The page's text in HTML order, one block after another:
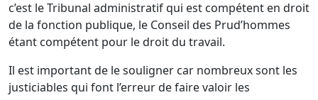
c’est le Tribunal administratif qui est compétent en droit
de la fonction publique, le Conseil des Prud’hommes
étant compétent pour le droit du travail.
Il est important de le souligner car nombreux sont les
justiciables qui font l’erreur de faire valoir les